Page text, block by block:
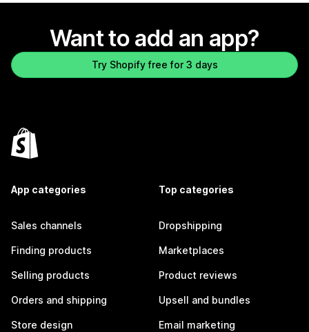
Want to add an app?
Try Shopify free for 3 days
App categories
Sales channels
Finding products
Selling products
Orders and shipping
Store design
Top categories
Dropshipping
Marketplaces
Product reviews
Upsell and bundles
Email marketing